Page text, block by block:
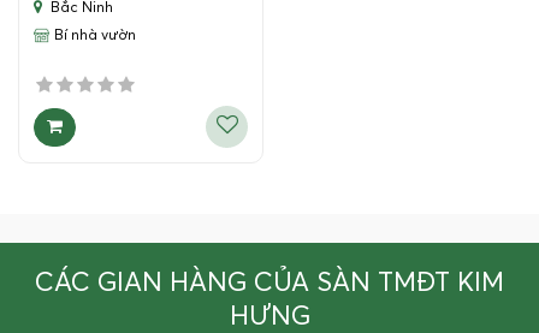
Bắc Ninh
Bí nhà vườn
CÁC GIAN HÀNG CỦA SÀN TMĐT KIM
HƯNG